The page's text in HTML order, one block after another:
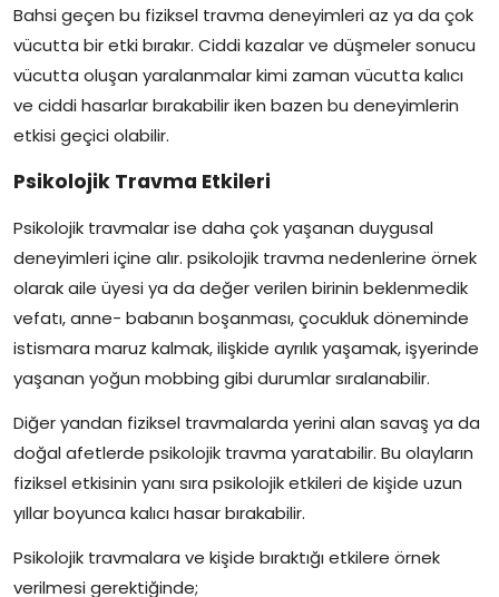
Bahsi geçen bu fiziksel travma deneyimleri az ya da çok
vücutta bir etki bırakır. Ciddi kazalar ve düşmeler sonucu
vücutta oluşan yaralanmalar kimi zaman vücutta kalıcı
ve ciddi hasarlar bırakabilir iken bazen bu deneyimlerin
etkisi geçici olabilir.
Psikolojik Travma Etkileri
Psikolojik travmalar ise daha çok yaşanan duygusal
deneyimleri içine alır. psikolojik travma nedenlerine örnek
olarak aile üyesi ya da değer verilen birinin beklenmedik
vefatı, anne- babanın boşanması, çocukluk döneminde
istismara maruz kalmak, ilişkide ayrılık yaşamak, işyerinde
yaşanan yoğun mobbing gibi durumlar sıralanabilir.
Diğer yandan fiziksel travmalarda yerini alan savaş ya da
doğal afetlerde psikolojik travma yaratabilir. Bu olayların
fiziksel etkisinin yanı sıra psikolojik etkileri de kişide uzun
yıllar boyunca kalıcı hasar bırakabilir.
Psikolojik travmalara ve kişide bıraktığı etkilere örnek
verilmesi gerektiğinde;